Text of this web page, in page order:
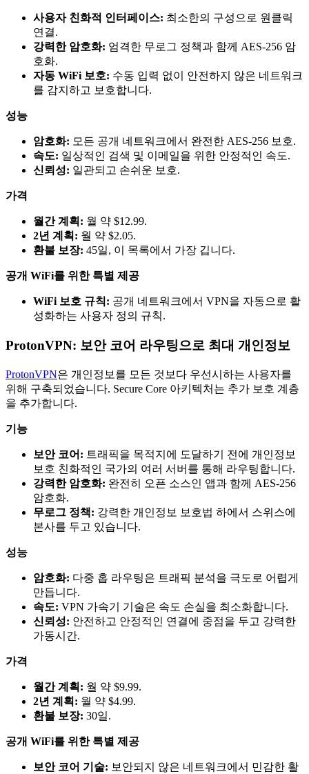
사용자 친화적 인터페이스: 최소한의 구성으로 원클릭
연결.
강력한 암호화: 엄격한 무로그 정책과 함께 AES-256 암
호화.
자동 WiFi 보호: 수동 입력 없이 안전하지 않은 네트워크
를 감지하고 보호합니다.
성능
암호화: 모든 공개 네트워크에서 완전한 AES-256 보호.
속도: 일상적인 검색 및 이메일을 위한 안정적인 속도.
신뢰성: 일관되고 손쉬운 보호.
가격
월간 계획: 월 약 $12.99.
2년 계획: 월 약 $2.05.
환불 보장: 45일, 이 목록에서 가장 깁니다.
공개 WiFi를 위한 특별 제공
WiFi 보호 규칙: 공개 네트워크에서 VPN을 자동으로 활
성화하는 사용자 정의 규칙.
ProtonVPN: 보안 코어 라우팅으로 최대 개인정보
ProtonVPN은 개인정보를 모든 것보다 우선시하는 사용자를
위해 구축되었습니다. Secure Core 아키텍처는 추가 보호 계층
을 추가합니다.
기능
보안 코어: 트래픽을 목적지에 도달하기 전에 개인정보
보호 친화적인 국가의 여러 서버를 통해 라우팅합니다.
강력한 암호화: 완전히 오픈 소스인 앱과 함께 AES-256
암호화.
무로그 정책: 강력한 개인정보 보호법 하에서 스위스에
본사를 두고 있습니다.
성능
암호화: 다중 홉 라우팅은 트래픽 분석을 극도로 어렵게
만듭니다.
속도: VPN 가속기 기술은 속도 손실을 최소화합니다.
신뢰성: 안전하고 안정적인 연결에 중점을 두고 강력한
가동시간.
가격
월간 계획: 월 약 $9.99.
2년 계획: 월 약 $4.99.
환불 보장: 30일.
공개 WiFi를 위한 특별 제공
보안 코어 기술: 보안되지 않은 네트워크에서 민감한 활